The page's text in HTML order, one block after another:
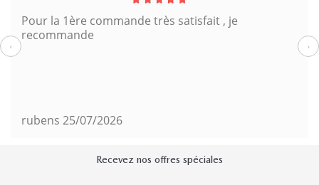
Pour la 1ère commande très satisfait , je
recommande
rubens 25/07/2026
‹ ›
Recevez nos offres spéciales